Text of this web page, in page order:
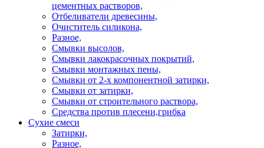
цементных растворов,
Отбеливатели древесины,
Очиститель силикона,
Разное,
Смывки высолов,
Смывки лакокрасочных покрытий,
Смывки монтажных пены,
Смывки от 2-х компонентной затирки,
Смывки от затирки,
Смывки от строительного раствора,
Средства против плесени,грибка
Сухие смеси
Затирки,
Разное,